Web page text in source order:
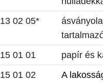
13 02 05*
ásványolaj
tartalmazó
15 01 01
papír és
15 01 02
A lakosság